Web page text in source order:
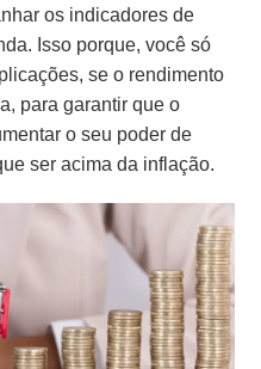
os indicadores de
Isso porque, você só
se o rendimento
para garantir que o
o seu poder de
ser acima da inflação.